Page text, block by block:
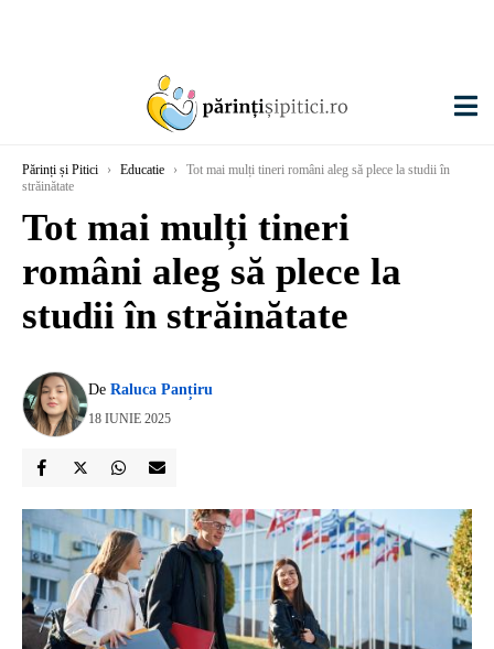
Părinți și Pitici › Educatie ›
Tot mai mulți tineri români aleg să plece la studii în
străinătate
Tot mai mulți tineri
români aleg să plece la
studii în străinătate
De Raluca Panțiru
18 IUNIE 2025